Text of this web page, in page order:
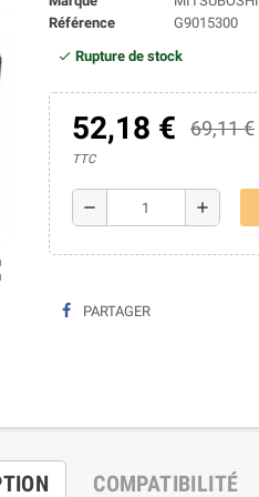
Référence
G9015300
Rupture de stock
52,18 € 69,11 €
TTC
remove add
PARTAGER
COMPATIBILITÉ